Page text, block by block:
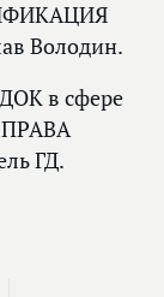
Володин.
в сфере
ПРАВА
ГД.